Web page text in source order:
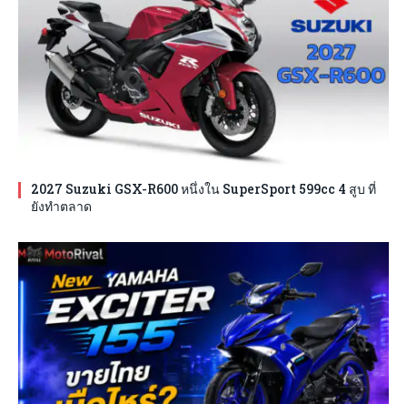
2027 Suzuki GSX-R600 หนึ่งใน SuperSport 599cc 4 สูบ ที่
ยังทำตลาด